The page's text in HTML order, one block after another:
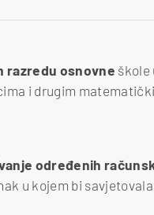
razredu osnovne škole
i drugim
određenih
u kojem bi